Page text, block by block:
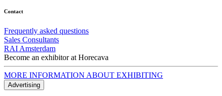
Contact
Frequently asked questions
Sales Consultants
RAI Amsterdam
Become an exhibitor at Horecava
MORE INFORMATION ABOUT EXHIBITING
Advertising